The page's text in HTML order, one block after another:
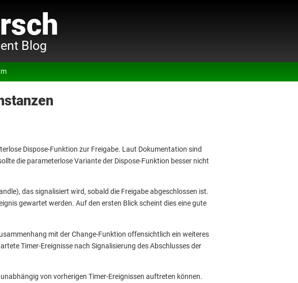
Blog
Dispose-Funktion zur Freigabe. Laut Dokumentation sind
die parameterlose Variante der Dispose-Funktion besser nicht
das signalisiert wird, sobald die Freigabe abgeschlossen ist.
gewartet werden. Auf den ersten Blick scheint dies eine gute
mit der Change-Funktion offensichtlich ein weiteres
Timer-Ereignisse nach Signalisierung des Abschlusses der
von vorherigen Timer-Ereignissen auftreten können.